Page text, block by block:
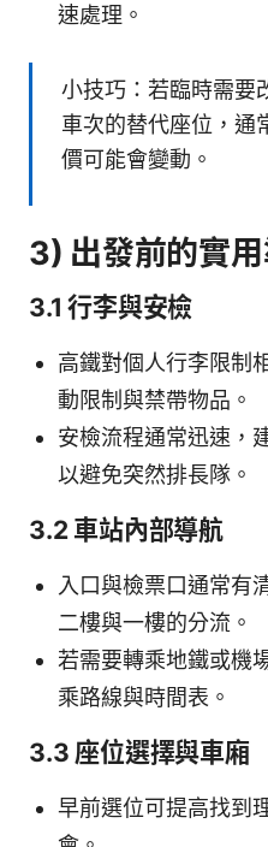
速處理。
小技巧：若臨時需要
車次的替代座位，通
價可能會變動。
3) 出發前的實
3.1 行李與安檢
高鐵對個人行李限制
動限制與禁帶物品。
安檢流程通常迅速，
以避免突然排長隊。
3.2 車站內部導航
入口與檢票口通常有
二樓與一樓的分流。
若需要轉乘地鐵或機
乘路線與時間表。
3.3 座位選擇與車廂
早前選位可提高找到